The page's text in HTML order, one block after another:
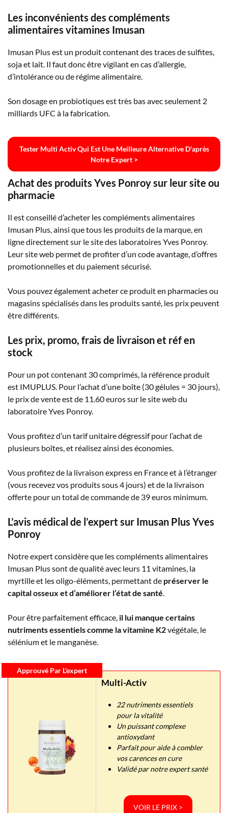
Les inconvénients des compléments
alimentaires vitamines Imusan
Imusan Plus est un produit contenant des traces de sulfites,
soja et lait. Il faut donc être vigilant en cas d’allergie,
d’intolérance ou de régime alimentaire.
Son dosage en probiotiques est très bas avec seulement 2
milliards UFC à la fabrication.
Tester Multi Activ Qui Est Une Meilleure Alternative D'après
Notre Expert >
Achat des produits Yves Ponroy sur leur site ou
pharmacie
Il est conseillé d’acheter les compléments alimentaires
Imusan Plus, ainsi que tous les produits de la marque, en
ligne directement sur le site des laboratoires Yves Ponroy.
Leur site web permet de profiter d’un code avantage, d’offres
promotionnelles et du paiement sécurisé.
Vous pouvez également acheter ce produit en pharmacies ou
magasins spécialisés dans les produits santé, les prix peuvent
être différents.
Les prix, promo, frais de livraison et réf en
stock
Pour un pot contenant 30 comprimés, la référence produit
est IMUPLUS. Pour l’achat d’une boîte (30 gélules = 30 jours),
le prix de vente est de 11.60 euros sur le site web du
laboratoire Yves Ponroy.
Vous profitez d’un tarif unitaire dégressif pour l’achat de
plusieurs boîtes, et réalisez ainsi des économies.
Vous profitez de la livraison express en France et à l’étranger
(vous recevez vos produits sous 4 jours) et de la livraison
offerte pour un total de commande de 39 euros minimum.
L’avis médical de l’expert sur Imusan Plus Yves
Ponroy
Notre expert considère que les compléments alimentaires
Imusan Plus sont de qualité avec leurs 11 vitamines, la
myrtille et les oligo-éléments, permettant de préserver le
capital osseux et d’améliorer l’état de santé.
Pour être parfaitement efficace, il lui manque certains
nutriments essentiels comme la vitamine K2végétale, le
sélénium et le manganèse.
Approuvé Par L'expert
Multi-Activ
22 nutriments essentiels
pour la vitalité
Un puissant complexe
antioxydant
Parfait pour aide à combler
vos carences en cure
Validé par notre expert santé
VOIR LE PRIX >